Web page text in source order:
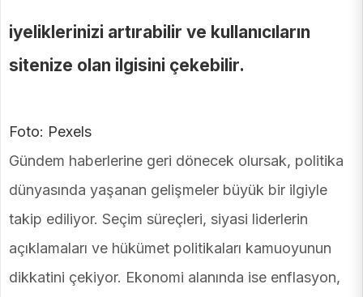
iyeliklerinizi artırabilir ve kullanıcıların
sitenize olan ilgisini çekebilir.
Foto: Pexels
Gündem haberlerine geri dönecek olursak, politika
dünyasında yaşanan gelişmeler büyük bir ilgiyle
takip ediliyor. Seçim süreçleri, siyasi liderlerin
açıklamaları ve hükümet politikaları kamuoyunun
dikkatini çekiyor. Ekonomi alanında ise enflasyon,